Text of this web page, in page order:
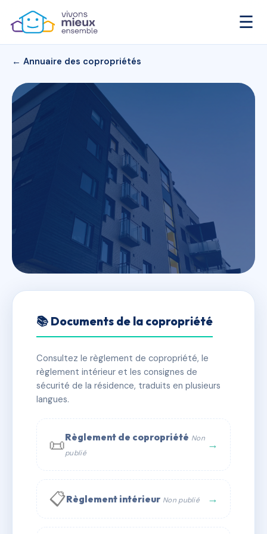
☰
← Annuaire des copropriétés
PARC VERDII - Secteur 2a
✓ Immatriculée 🏠 39 lots 🏗 2 bâtiment(s)
📞 Contacter Syndic Digital
📚 Documents de la copropriété
Consultez le règlement de copropriété, le
règlement intérieur et les consignes de
sécurité de la résidence, traduits en plusieurs
langues.
📜Règlement de copropriété Non
publié
→
📋Règlement intérieur Non publié →